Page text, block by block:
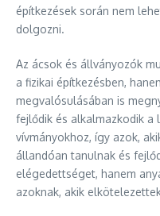
építkezések során nem
dolgozni.
Az ácsok és állványozók
a fizikai építkezésben,
megvalósulásában is
fejlődik és alkalmazkodik a
vívmányokhoz, így azok,
állandóan tanulnak és
elégedettséget, hanem
azoknak, akik